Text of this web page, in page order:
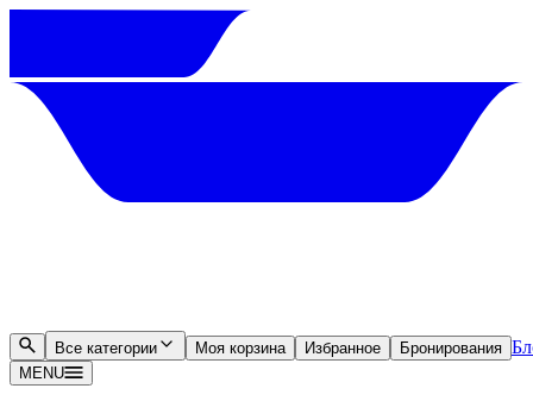
Все категории Моя корзина Избранное Бронирования
MENU